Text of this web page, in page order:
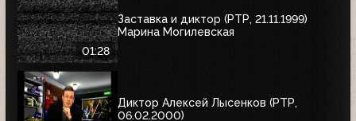
01:28
Заставка и диктор (РТР, 21.11.1999)
Марина Могилевская
Диктор Алексей Лысенков (РТР,
06.02.2000)